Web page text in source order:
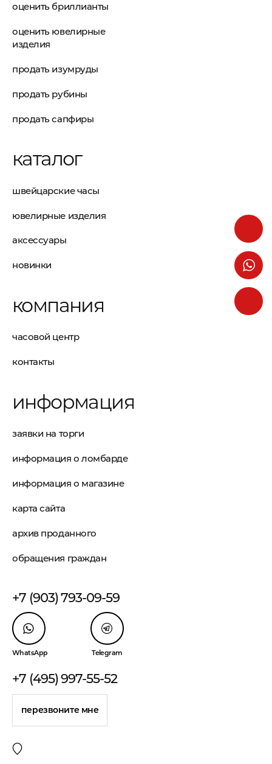
оценить бриллианты
оценить ювелирные
изделия
продать изумруды
продать рубины
продать сапфиры
каталог
швейцарские часы
ювелирные изделия
аксессуары
новинки
компания
часовой центр
контакты
информация
заявки на торги
информация о ломбарде
информация о магазине
карта сайта
архив проданного
обращения граждан
+7 (903) 793-09-59
WhatsApp Telegram
+7 (495) 997-55-52
перезвоните мне